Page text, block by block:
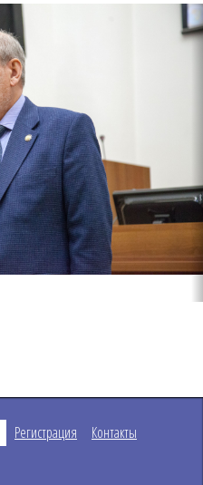
Регистрация
Контакты